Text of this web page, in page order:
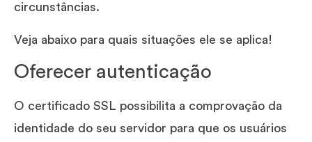
circunstâncias.
Veja abaixo para quais situações ele se aplica!
Oferecer autenticação
O certificado SSL possibilita a comprovação da
identidade do seu servidor para que os usuários